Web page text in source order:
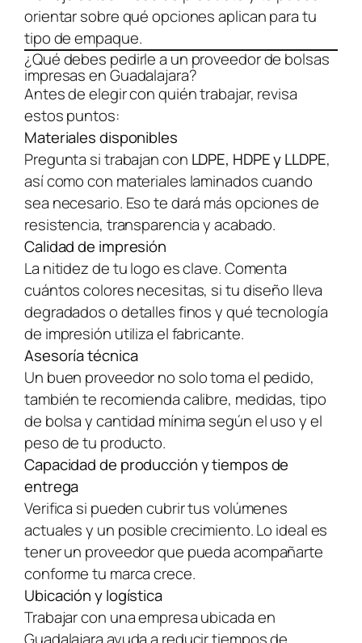
orientar sobre qué opciones aplican para tu
tipo de empaque.
¿Qué debes pedirle a un proveedor de bolsas
impresas en Guadalajara?
Antes de elegir con quién trabajar, revisa
estos puntos:
Materiales disponibles
Pregunta si trabajan con LDPE, HDPE y LLDPE,
así como con materiales laminados cuando
sea necesario. Eso te dará más opciones de
resistencia, transparencia y acabado.
Calidad de impresión
La nitidez de tu logo es clave. Comenta
cuántos colores necesitas, si tu diseño lleva
degradados o detalles finos y qué tecnología
de impresión utiliza el fabricante.
Asesoría técnica
Un buen proveedor no solo toma el pedido,
también te recomienda calibre, medidas, tipo
de bolsa y cantidad mínima según el uso y el
peso de tu producto.
Capacidad de producción y tiempos de
entrega
Verifica si pueden cubrir tus volúmenes
actuales y un posible crecimiento. Lo ideal es
tener un proveedor que pueda acompañarte
conforme tu marca crece.
Ubicación y logística
Trabajar con una empresa ubicada en
Guadalajara ayuda a reducir tiempos de